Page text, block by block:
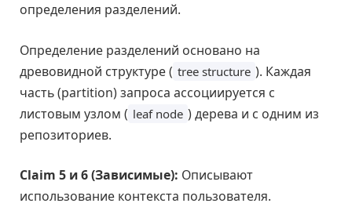
определения разделений.
Определение разделений основано на
древовидной структуре ( tree structure ). Каждая
часть (partition) запроса ассоциируется с
листовым узлом ( leaf node ) дерева и с одним из
репозиториев.
Claim 5 и 6 (Зависимые): Описывают
использование контекста пользователя.